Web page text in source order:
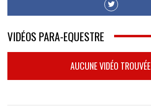
VIDÉOS PARA-EQUESTRE
AUCUNE VIDÉO TROUVÉE